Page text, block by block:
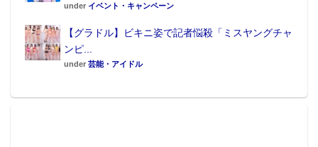
under イベント・キャンペーン
【グラドル】ビキニ姿で記者悩殺「ミスヤングチャ
ンピ...
under 芸能・アイドル